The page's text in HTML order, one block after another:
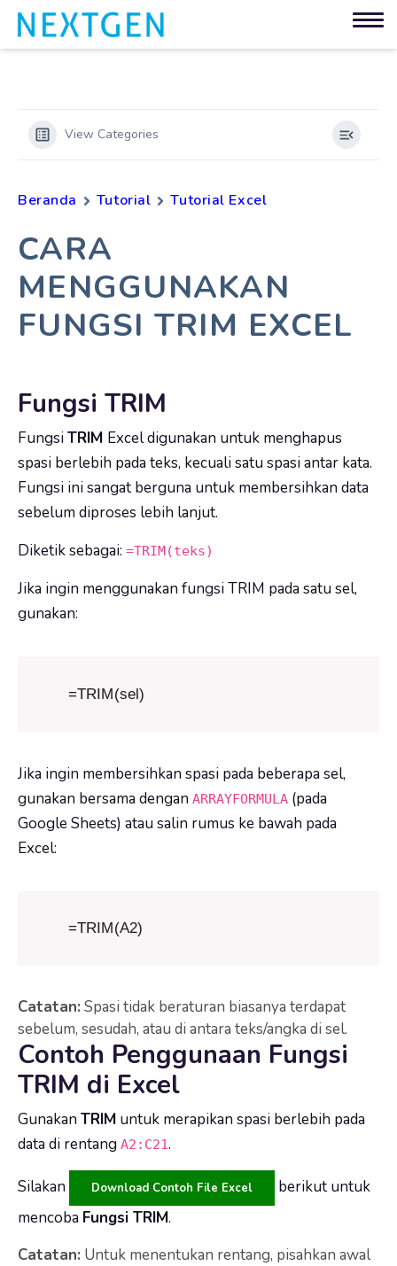
View Categories
Beranda Tutorial Tutorial Excel
CARA
MENGGUNAKAN
FUNGSI TRIM EXCEL
Fungsi TRIM
FungsiTRIM Excel digunakan untuk menghapus
spasi berlebih pada teks, kecuali satu spasi antar kata.
Fungsi ini sangat berguna untuk membersihkan data
sebelum diproses lebih lanjut.
Diketik sebagai: =TRIM(teks)
Jika ingin menggunakan fungsi TRIM pada satu sel,
gunakan:
=TRIM(sel)
Jika ingin membersihkan spasi pada beberapa sel,
gunakan bersama dengan ARRAYFORMULA (pada
Google Sheets) atau salin rumus ke bawah pada
Excel:
=TRIM(A2)
Catatan: Spasi tidak beraturan biasanya terdapat
sebelum, sesudah, atau di antara teks/angka di sel.
Contoh Penggunaan Fungsi
TRIM di Excel
Gunakan TRIM untuk merapikan spasi berlebih pada
data di rentang A2:C21.
Silakan Download Contoh File Excel
berikut untuk
mencoba Fungsi TRIM.
Catatan: Untuk menentukan rentang, pisahkan awal